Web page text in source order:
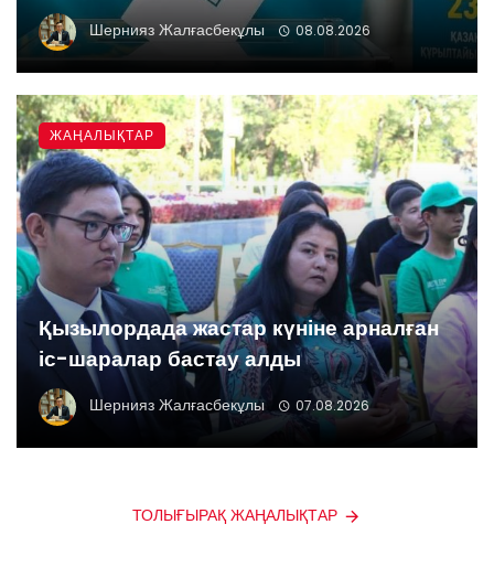
Шернияз Жалғасбекұлы 08.08.2026
Қызылордада жастар күніне арналған
іс-шаралар бастау алды
Шернияз Жалғасбекұлы 07.08.2026
ЖАҢАЛЫҚТАР
ТОЛЫҒЫРАҚ ЖАҢАЛЫҚТАР